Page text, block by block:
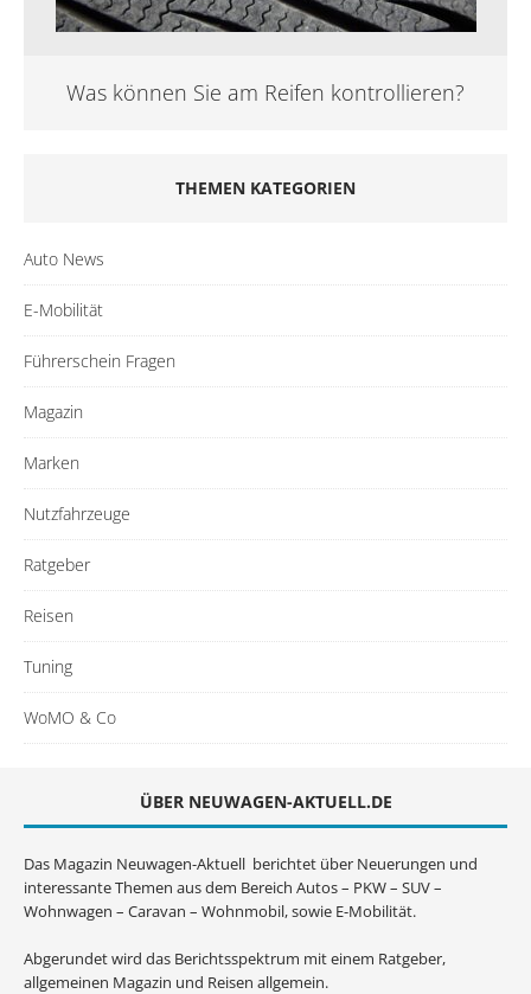
Was können Sie am Reifen kontrollieren?
THEMEN KATEGORIEN
Auto News
E-Mobilität
Führerschein Fragen
Magazin
Marken
Nutzfahrzeuge
Ratgeber
Reisen
Tuning
WoMO & Co
ÜBER NEUWAGEN-AKTUELL.DE
Das Magazin Neuwagen-Aktuell berichtet über Neuerungen und
interessante Themen aus dem Bereich Autos – PKW – SUV –
Wohnwagen – Caravan – Wohnmobil, sowie E-Mobilität.
Abgerundet wird das Berichtsspektrum mit einem Ratgeber,
allgemeinen Magazin und Reisen allgemein.